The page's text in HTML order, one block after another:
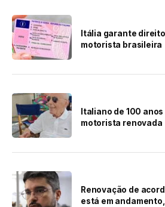
Itália garante
motorista brasileira
Italiano de 100
motorista renovada
Renovação de
está em andamento,